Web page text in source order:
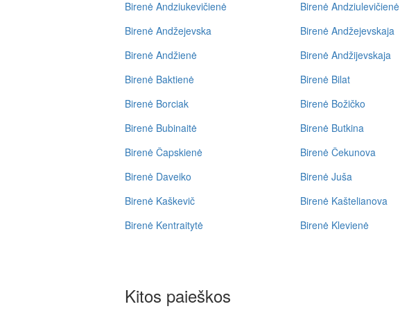
Birenė Andziukevičienė Birenė Andziulevičienė
Birenė Andžejevska
Birenė Andžejevskaja
Birenė Andžienė
Birenė Andžijevskaja
Birenė Baktienė
Birenė Bilat
Birenė Borciak
Birenė Božičko
Birenė Bubinaitė
Birenė Butkina
Birenė Čapskienė
Birenė Čekunova
Birenė Daveiko
Birenė Juša
Birenė Kaškevič
Birenė Kaštelianova
Birenė Kentraitytė
Birenė Klevienė
Kitos paieškos